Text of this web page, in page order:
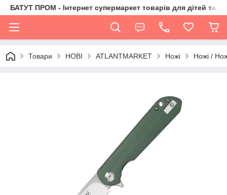
БАТУТ ПРОМ - Інтернет супермаркет товарів для дітей та їх
Товари НОВІ ATLANTMARKET Ножі Ножі /